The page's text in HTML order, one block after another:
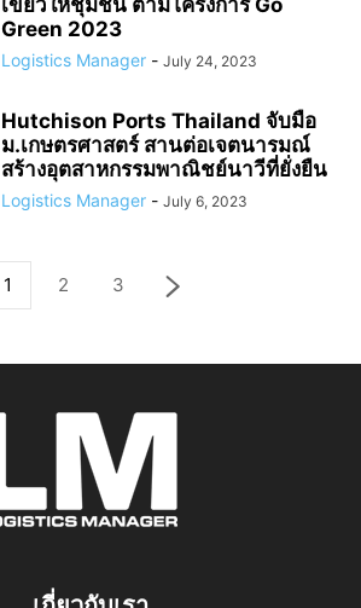
เขียวให้ชุมชน ตามโครงการ Go
Green 2023
Logistics Manager - July 24, 2023
Hutchison Ports Thailand จับมือ
ม.เกษตรศาสตร์ สานต่อเจตนารมณ์
สร้างอุตสาหกรรมพาณิชย์นาวีที่ยั่งยืน
Logistics Manager - July 6, 2023
1 2 3